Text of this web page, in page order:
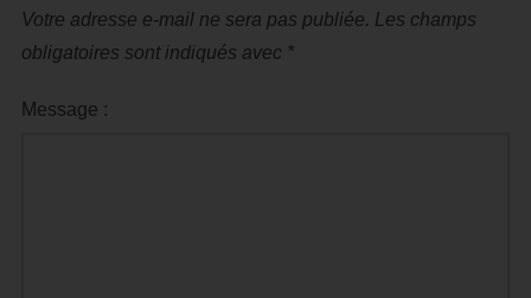
Votre adresse e-mail ne sera pas publiée. Les champs
obligatoires sont indiqués avec *
Message :